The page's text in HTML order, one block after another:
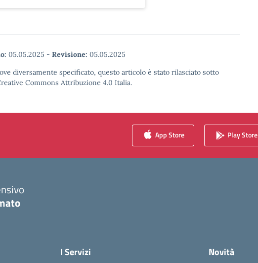
05.05.2025 - Revisione: 05.05.2025
diversamente specificato, questo articolo è stato rilasciato sotto
Commons Attribuzione 4.0 Italia.
App Store Play Store
I Servizi Novità